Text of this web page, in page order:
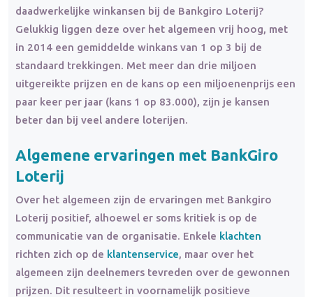
daadwerkelijke winkansen bij de Bankgiro Loterij?
Gelukkig liggen deze over het algemeen vrij hoog, met
in 2014 een gemiddelde winkans van 1 op 3 bij de
standaard trekkingen. Met meer dan drie miljoen
uitgereikte prijzen en de kans op een miljoenenprijs een
paar keer per jaar (kans 1 op 83.000), zijn je kansen
beter dan bij veel andere loterijen.
Algemene ervaringen met BankGiro
Loterij
Over het algemeen zijn de ervaringen met Bankgiro
Loterij positief, alhoewel er soms kritiek is op de
communicatie van de organisatie. Enkele klachten
richten zich op de klantenservice, maar over het
algemeen zijn deelnemers tevreden over de gewonnen
prijzen. Dit resulteert in voornamelijk positieve